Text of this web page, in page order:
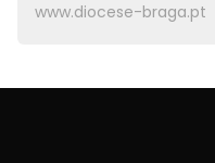
www.diocese-braga.pt